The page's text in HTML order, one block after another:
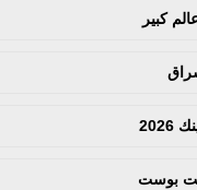
كبير
بوست